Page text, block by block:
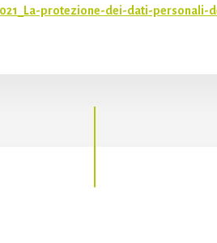
protezione-dei-dati-personali-